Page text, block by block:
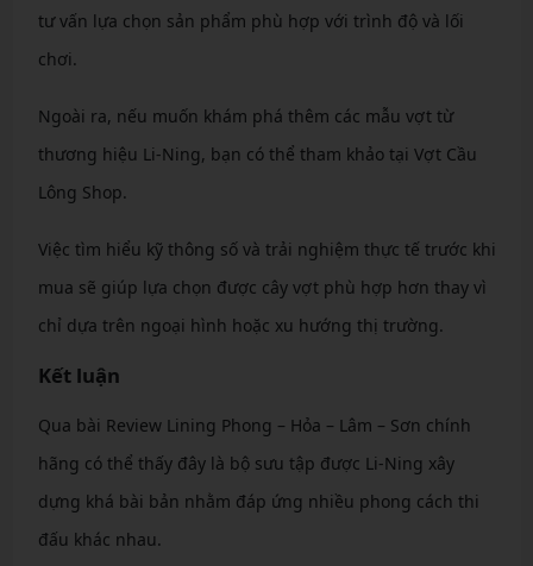
tư vấn lựa chọn sản phẩm phù hợp với trình độ và lối
chơi.
Ngoài ra, nếu muốn khám phá thêm các mẫu vợt từ
thương hiệu Li-Ning, bạn có thể tham khảo tại Vợt Cầu
Lông Shop.
Việc tìm hiểu kỹ thông số và trải nghiệm thực tế trước khi
mua sẽ giúp lựa chọn được cây vợt phù hợp hơn thay vì
chỉ dựa trên ngoại hình hoặc xu hướng thị trường.
Kết luận
Qua bài Review Lining Phong – Hỏa – Lâm – Sơn chính
hãng có thể thấy đây là bộ sưu tập được Li-Ning xây
dựng khá bài bản nhằm đáp ứng nhiều phong cách thi
đấu khác nhau.